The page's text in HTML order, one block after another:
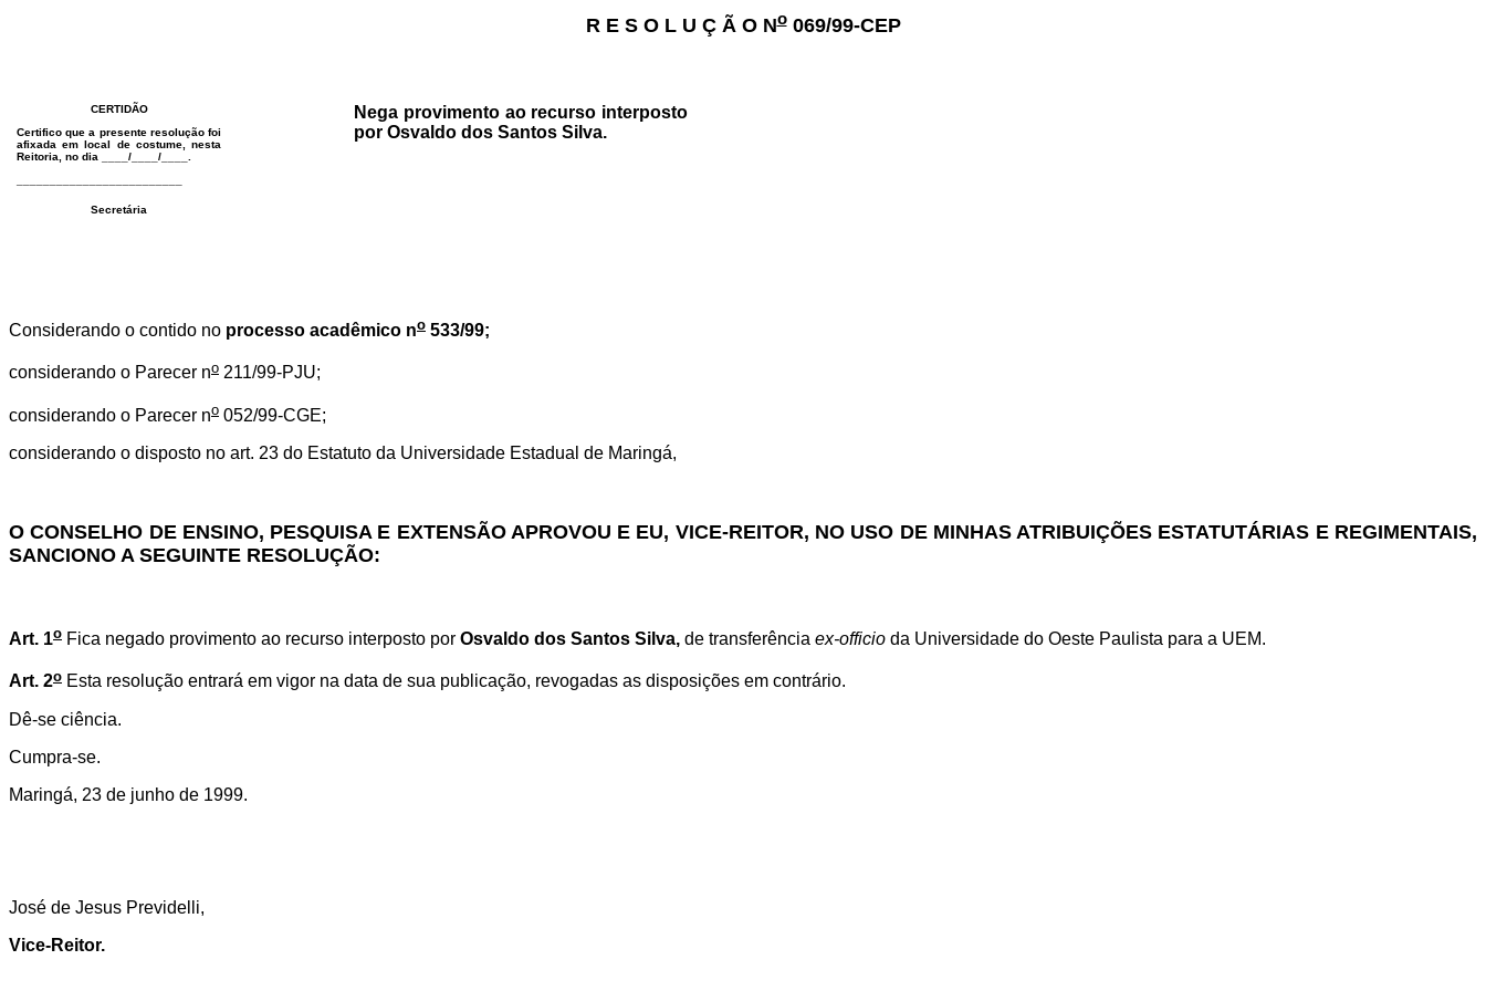
R E S O L U Ç Ã O No069/99-CEP
CERTIDÃO
Certifico que a presente resolução foi
afixada em local de costume, nesta
Reitoria, no dia ____/____/____.
Secretária
Nega provimento ao recurso interposto
por Osvaldo dos Santos Silva.
Considerando o contido no processo acadêmico no 533/99;
considerando o Parecer no 211/99-PJU;
considerando o Parecer no 052/99-CGE;
considerando o disposto no art. 23 do Estatuto da Universidade Estadual de Maringá,
O CONSELHO DE ENSINO, PESQUISA E EXTENSÃO APROVOU E EU, VICE-REITOR, NO USO DE MINHAS ATRIBUIÇÕES ESTATUTÁRIAS E REGIMENTAIS,
SANCIONO A SEGUINTE RESOLUÇÃO:
Art. 1o Fica negado provimento ao recurso interposto por Osvaldo dos Santos Silva, de transferência ex-officio da Universidade do Oeste Paulista para a UEM.
Art. 2o Esta resolução entrará em vigor na data de sua publicação, revogadas as disposições em contrário.
Dê-se ciência.
Cumpra-se.
Maringá, 23 de junho de 1999.
José de Jesus Previdelli,
Vice-Reitor.